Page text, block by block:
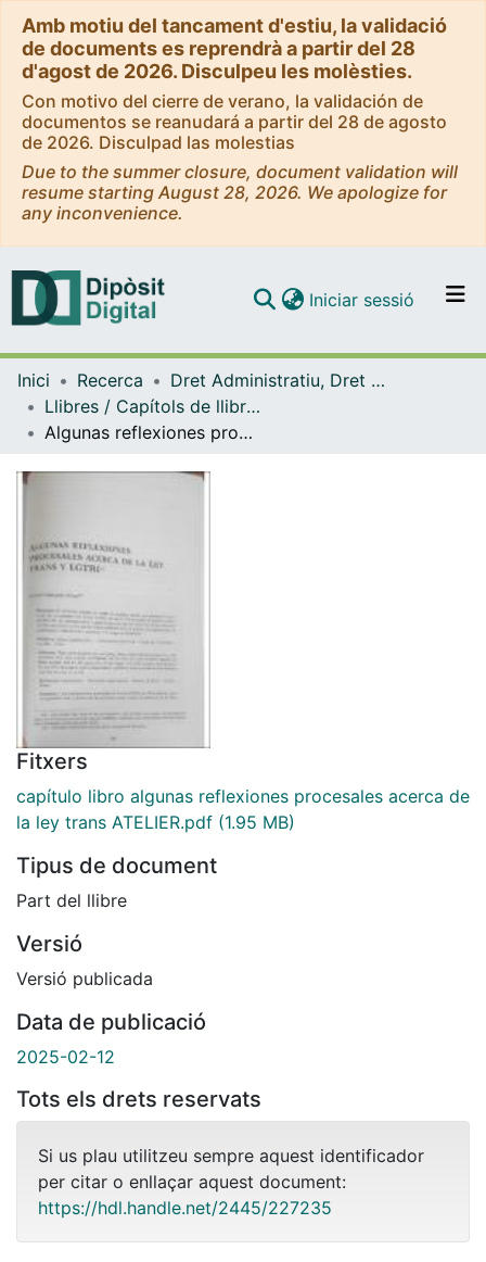
Amb motiu del tancament d'estiu, la validació
de documents es reprendrà a partir del 28
d'agost de 2026. Disculpeu les molèsties.
Con motivo del cierre de verano, la validación de
documentos se reanudará a partir del 28 de agosto
de 2026. Disculpad las molestias
Due to the summer closure, document validation will
resume starting August 28, 2026. We apologize for
any inconvenience.
Navega per tot el DD
Iniciar sessió (current)
Inici Recerca
Dret Administratiu, Dret Processal i Dret Financer i Tributari
Llibres / Capítols de llibre (Dret Administratiu, Dret Processal i Dret Financer i Tributari)
Algunas reflexiones procesales acerca de la ley trans y LGBTI
Fitxers
capítulo libro algunas reflexiones procesales acerca de
la ley trans ATELIER.pdf (1.95 MB)
Tipus de document
Part del llibre
Versió
Versió publicada
Data de publicació
2025-02-12
Tots els drets reservats
Si us plau utilitzeu sempre aquest identificador
per citar o enllaçar aquest document:
https://hdl.handle.net/2445/227235